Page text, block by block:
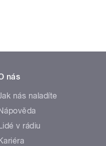
nás
nás naladíte
v rádiu